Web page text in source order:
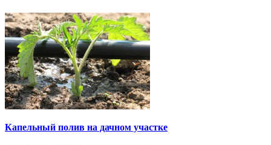
Капельный полив на дачном участке